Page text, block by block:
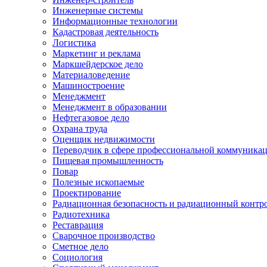
Инженерные системы
Информационные технологии
Кадастровая деятельность
Логистика
Маркетинг и реклама
Маркшейдерское дело
Материаловедение
Машиностроение
Менеджмент
Менеджмент в образовании
Нефтегазовое дело
Охрана труда
Оценщик недвижимости
Переводчик в сфере профессиональной
Пищевая промышленность
Повар
Полезные ископаемые
Проектирование
Радиационная безопасность и радиационный
Радиотехника
Реставрация
Сварочное производство
Сметное дело
Социология